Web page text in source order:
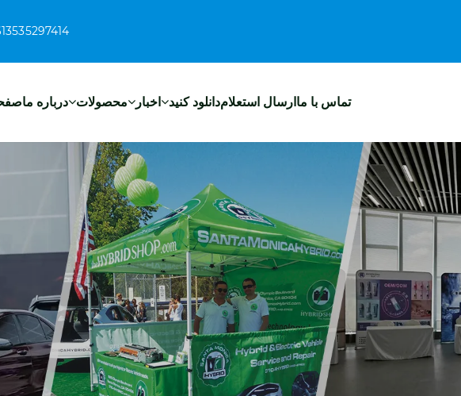
درباره ما محصولات اخبار دانلود کنیدارسال استعلامتماس با ما